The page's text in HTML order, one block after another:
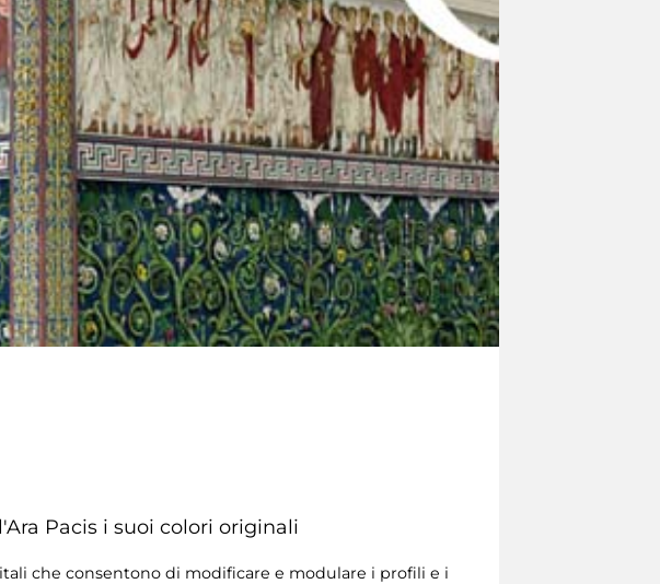
Pacis i suoi colori originali
che consentono di modificare e modulare i profili e i